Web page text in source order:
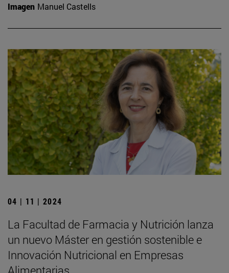
Imagen Manuel Castells
04 | 11 | 2024
La Facultad de Farmacia y Nutrición lanza
un nuevo Máster en gestión sostenible e
Innovación Nutricional en Empresas